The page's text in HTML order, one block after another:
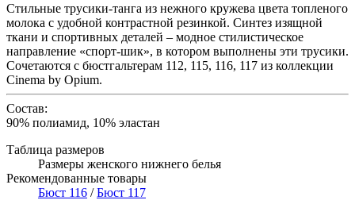
Стильные трусики-танга из нежного кружева цвета топленого
молока с удобной контрастной резинкой. Синтез изящной
ткани и спортивных деталей – модное стилистическое
направление «спорт-шик», в котором выполнены эти трусики.
Сочетаются с бюстгальтерам 112, 115, 116, 117 из коллекции
Cinema by Opium.
Состав:
90% полиамид, 10% эластан
Таблица размеров
Размеры женского нижнего белья
Рекомендованные товары
Бюст 116 /Бюст 117